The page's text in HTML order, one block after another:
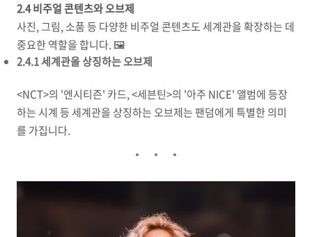
2.4 비주얼 콘텐츠와 오브제
사진, 그림, 소품 등 다양한 비주얼 콘텐츠도 세계관을 확장하는 데
중요한 역할을 합니다. 🖼️
2.4.1 세계관을 상징하는 오브제
<NCT>의 '엔시티즌' 카드, <세븐틴>의 '아주 NICE' 앨범에 등장
하는 시계 등 세계관을 상징하는 오브제는 팬덤에게 특별한 의미
를 가집니다.